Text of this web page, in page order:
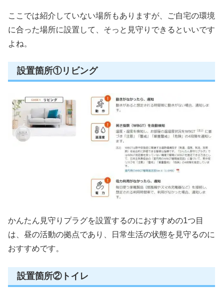
ここでは紹介していない場所もありますが、ご自宅の環境
に合った場所に設置して、そっと見守りできるといいです
よね。
設置箇所①リビング
かんたん見守りプラグを設置するのにおすすめの1つ目
は、昼の活動の拠点であり、日常生活の状態を見守るのに
おすすめです。
設置箇所②トイレ